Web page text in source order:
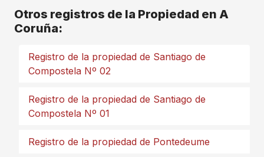
Otros registros de la Propiedad en A
Coruña:
Registro de la propiedad de Santiago de
Compostela Nº 02
Registro de la propiedad de Santiago de
Compostela Nº 01
Registro de la propiedad de Pontedeume